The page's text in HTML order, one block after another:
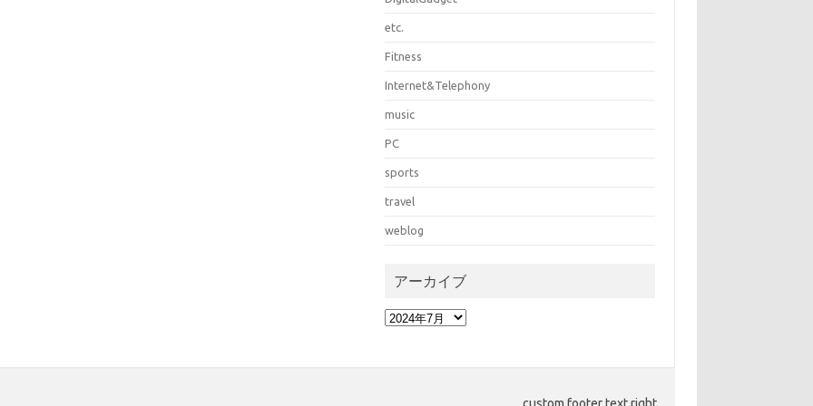
etc.
Fitness
Internet&Telephony
music
PC
sports
travel
weblog
アーカイブ
ア